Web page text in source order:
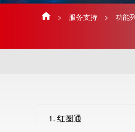
> 服务支持 > 功能
1. 红圈通